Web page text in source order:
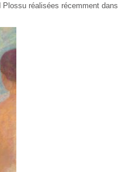
Plossu réalisées récemment dans